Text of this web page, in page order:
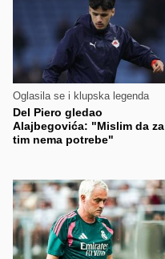
Oglasila se i klupska legenda
Del Piero gledao
Alajbegovića: "Mislim da za
tim nema potrebe"